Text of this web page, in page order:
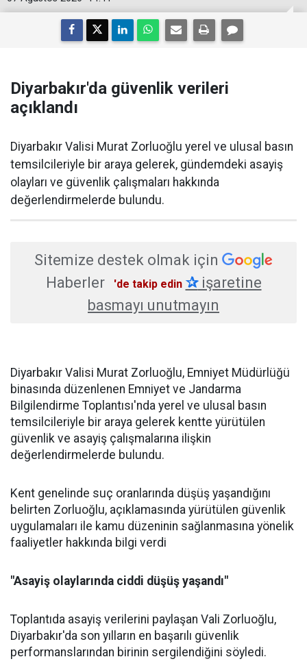
Diyarbakır'da güvenlik verileri
açıklandı
Diyarbakır Valisi Murat Zorluoğlu yerel ve ulusal basın
temsilcileriyle bir araya gelerek, gündemdeki asayiş
olayları ve güvenlik çalışmaları hakkında
değerlendirmelerde bulundu.
Sitemize destek olmak için
Haberler
'de takip edin ✰işaretine
basmayı unutmayın
Diyarbakır Valisi Murat Zorluoğlu, Emniyet Müdürlüğü
binasında düzenlenen Emniyet ve Jandarma
Bilgilendirme Toplantısı'nda yerel ve ulusal basın
temsilcileriyle bir araya gelerek kentte yürütülen
güvenlik ve asayiş çalışmalarına ilişkin
değerlendirmelerde bulundu.
Kent genelinde suç oranlarında düşüş yaşandığını
belirten Zorluoğlu, açıklamasında yürütülen güvenlik
uygulamaları ile kamu düzeninin sağlanmasına yönelik
faaliyetler hakkında bilgi verdi
"Asayiş olaylarında ciddi düşüş yaşandı"
Toplantıda asayiş verilerini paylaşan Vali Zorluoğlu,
Diyarbakır'da son yılların en başarılı güvenlik
performanslarından birinin sergilendiğini söyledi.